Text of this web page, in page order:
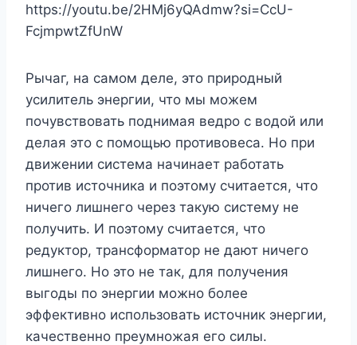
https://youtu.be/2HMj6yQAdmw?si=CcU-
FcjmpwtZfUnW
Рычаг, на самом деле, это природный
усилитель энергии, что мы можем
почувствовать поднимая ведро с водой или
делая это с помощью противовеса. Но при
движении система начинает работать
против источника и поэтому считается, что
ничего лишнего через такую систему не
получить. И поэтому считается, что
редуктор, трансформатор не дают ничего
лишнего. Но это не так, для получения
выгоды по энергии можно более
эффективно использовать источник энергии,
качественно преумножая его силы.